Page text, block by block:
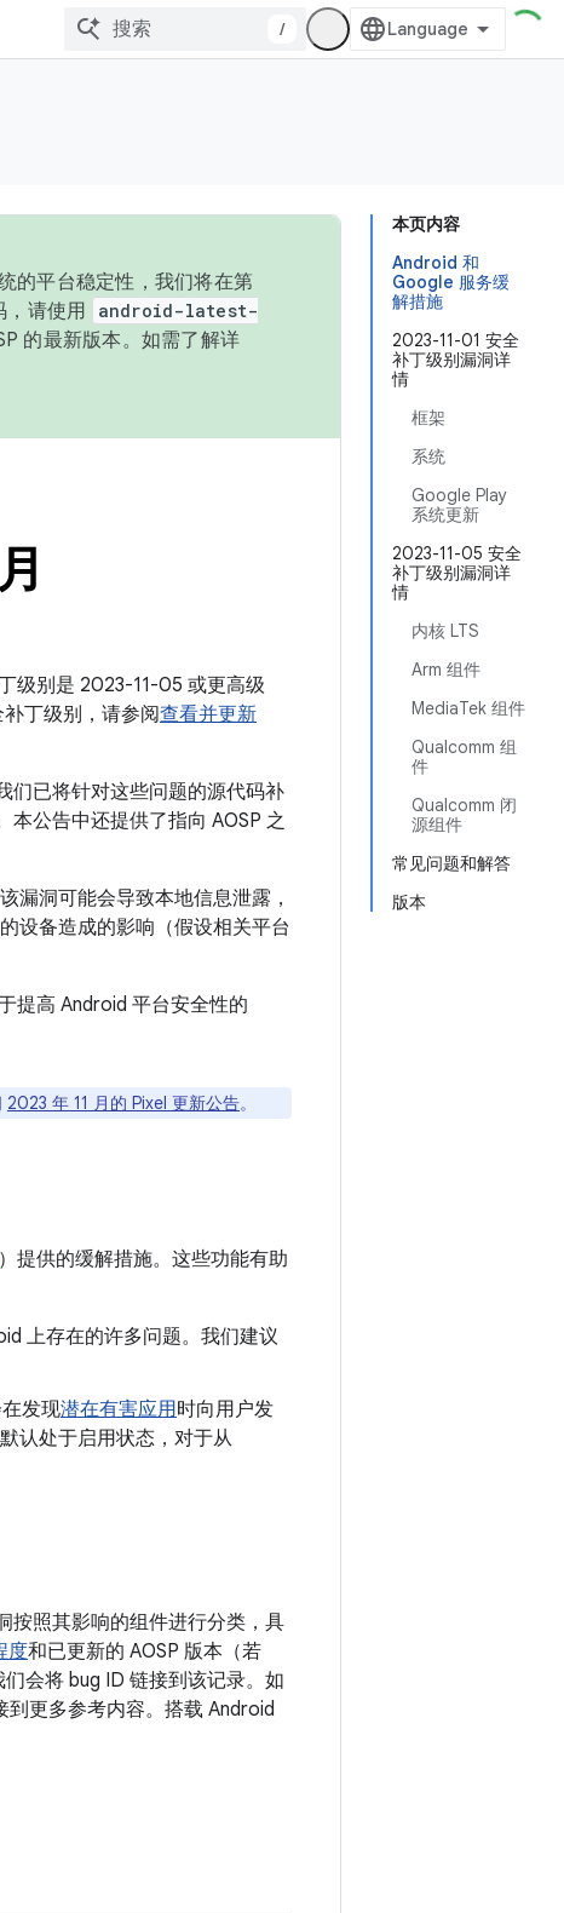
/
本页内容
Android 和
Google 服务缓
解措施
2023-11-01 安全
补丁级别漏洞详
情
框架
系统
Google Play
系统更新
2023-11-05 安全
补丁级别漏洞详
情
内核 LTS
Arm 组件
MediaTek 组件
Qualcomm 组
件
Qualcomm 闭
源组件
常见问题和解答
版本
的平台稳定性，我们将在第
，请使用
android-latest-
的最新版本。如需了解详
级别是 2023-11-05 或更高级
丁级别，请参阅查看并更新
们已将针对这些问题的源代码补
本公告中还提供了指向 AOSP 之
漏洞可能会导致本地信息泄露，
设备造成的影响（假设相关平台
提高 Android 平台安全性的
2023 年 11 月的 Pixel 更新公告。
）提供的缓解措施。这些功能有助
上存在的许多问题。我们建议
发现潜在有害应用时向用户发
认处于启用状态，对于从
按照其影响的组件进行分类，具
度和已更新的 AOSP 版本（若
会将 bug ID 链接到该记录。如
更多参考内容。搭载 Android